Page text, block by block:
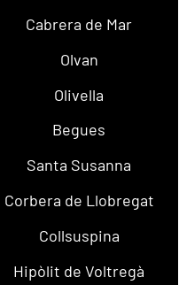
Cabrera de Mar
Olvan
Olivella
Begues
Santa Susanna
Corbera de Llobregat
Collsuspina
Hipòlit de Voltregà